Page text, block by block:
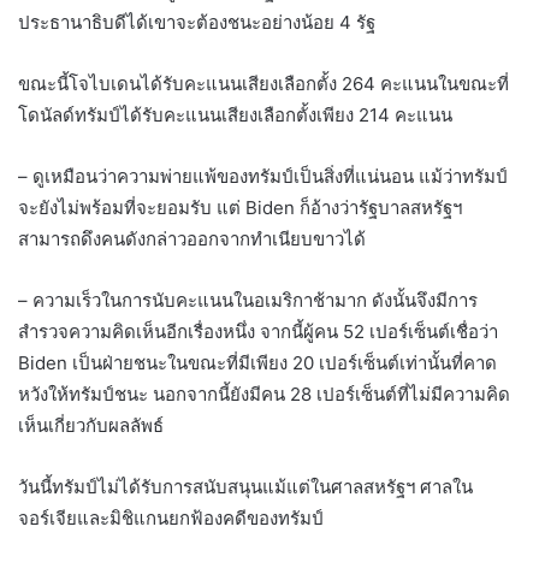
ประธานาธิบดีได้เขาจะต้องชนะอย่างน้อย 4 รัฐ
ขณะนี้โจไบเดนได้รับคะแนนเสียงเลือกตั้ง 264 คะแนนในขณะที่
โดนัลด์ทรัมป์ได้รับคะแนนเสียงเลือกตั้งเพียง 214 คะแนน
– ดูเหมือนว่าความพ่ายแพ้ของทรัมป์เป็นสิ่งที่แน่นอน แม้ว่าทรัมป์
จะยังไม่พร้อมที่จะยอมรับ แต่ Biden ก็อ้างว่ารัฐบาลสหรัฐฯ
สามารถดึงคนดังกล่าวออกจากทำเนียบขาวได้
– ความเร็วในการนับคะแนนในอเมริกาช้ามาก ดังนั้นจึงมีการ
สำรวจความคิดเห็นอีกเรื่องหนึ่ง จากนี้ผู้คน 52 เปอร์เซ็นต์เชื่อว่า
Biden เป็นฝ่ายชนะในขณะที่มีเพียง 20 เปอร์เซ็นต์เท่านั้นที่คาด
หวังให้ทรัมป์ชนะ นอกจากนี้ยังมีคน 28 เปอร์เซ็นต์ที่ไม่มีความคิด
เห็นเกี่ยวกับผลลัพธ์
วันนี้ทรัมป์ไม่ได้รับการสนับสนุนแม้แต่ในศาลสหรัฐฯ ศาลใน
จอร์เจียและมิชิแกนยกฟ้องคดีของทรัมป์